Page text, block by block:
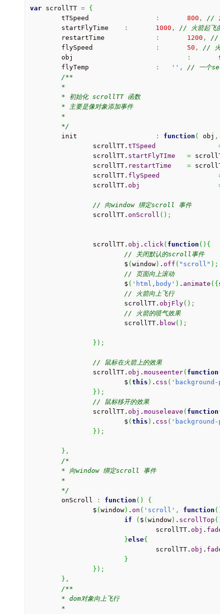
var scrollTT = {
: 800 ,
//
: 1000 ,
// 火箭起飞
: 1200 ,
//
: 50 ,
// 火
:
: '' ,
// 一个
/**
	*/
: function ( obj ,
		scrollTT.
tTSpeed
		scrollTT.
startFlyTIme =
		scrollTT.
restartTime =
		scrollTT.
flySpeed
		scrollTT.
obj
// 向window 绑定scroll 事件
		scrollTT.
onScroll ( ) ;
		scrollTT.
obj . click( function ( ) {
// 关闭默认的scroll事件
			$
( window) . off ( "scroll" ) ;
// 页面向上滚动
			$
( 'html,body' ) . animate ( {
// 火箭向上飞行
			scrollTT.
objFly( ) ;
// 火箭的喷气效果
			scrollTT.
blow( ) ;
} ) ;
// 鼠标在火箭上的效果
		scrollTT.
obj . mouseenter( function
			$
( this ) . css (
} ) ;
// 鼠标移开的效果
		scrollTT.
obj . mouseleave ( function
			$
( this ) . css (
} ) ;
} ,
/*
	*/
	onScroll
: function ( )
{
		$
( window) . on ( 'scroll' , function (
if
( $ ( window) . scrollTop (
				scrollTT.
obj .
}else{
				scrollTT.
obj .
}
} ) ;
} ,
/**